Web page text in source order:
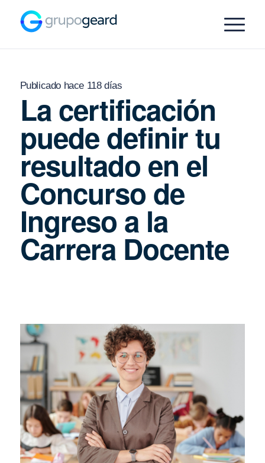
Publicado hace 118 días
La certificación
puede definir tu
resultado en el
Concurso de
Ingreso a la
Carrera Docente